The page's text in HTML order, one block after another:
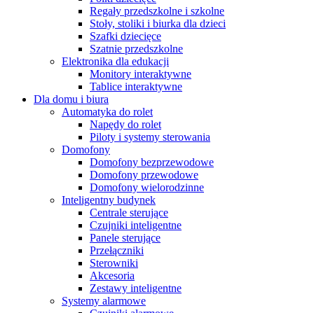
Regały przedszkolne i szkolne
Stoły, stoliki i biurka dla dzieci
Szafki dziecięce
Szatnie przedszkolne
Elektronika dla edukacji
Monitory interaktywne
Tablice interaktywne
Dla domu i biura
Automatyka do rolet
Napędy do rolet
Piloty i systemy sterowania
Domofony
Domofony bezprzewodowe
Domofony przewodowe
Domofony wielorodzinne
Inteligentny budynek
Centrale sterujące
Czujniki inteligentne
Panele sterujące
Przełączniki
Sterowniki
Akcesoria
Zestawy inteligentne
Systemy alarmowe